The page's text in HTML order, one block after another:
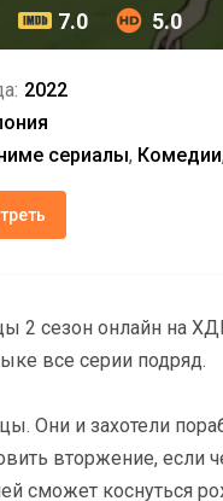
7.0 5.0
2022
сериалы, Комедии
2 сезон онлайн на
все серии подряд.
Они и захотели
вторжение, если
сможет коснуться